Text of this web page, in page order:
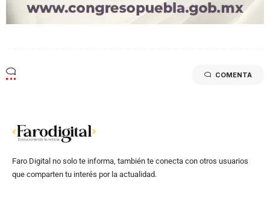
COMENTA
Faro Digital no solo te informa, también te conecta con otros usuarios
que comparten tu interés por la actualidad.